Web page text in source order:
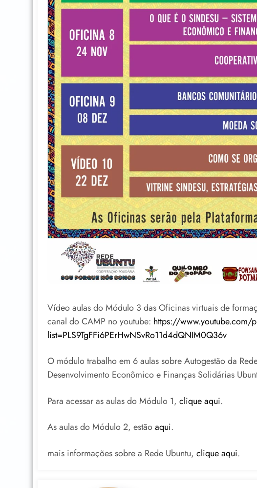
Vídeo aulas do Módulo 3 das Oficinas virtuais de
canal do CAMP no youtube: https://www.youtube.com/
list=PLS9TgFFi6PErHwNSvRo11d4dQNIM0Q36v
O módulo trabalho em 6 aulas sobre Autogestão da
Desenvolvimento Econômico e Finanças Solidárias
Para acessar as aulas do Módulo 1, clique aqui.
As aulas do Módulo 2, estãoaqui.
mais informações sobre a Rede Ubuntu, clique aqui.